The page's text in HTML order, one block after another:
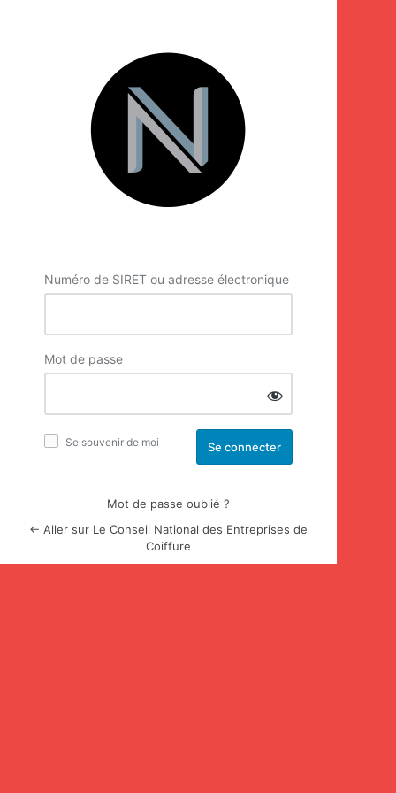
Numéro de SIRET ou adresse électronique
Mot de passe
Se souvenir de moi
Mot de passe oublié ?
← Aller sur Le Conseil National des Entreprises de
Coiffure